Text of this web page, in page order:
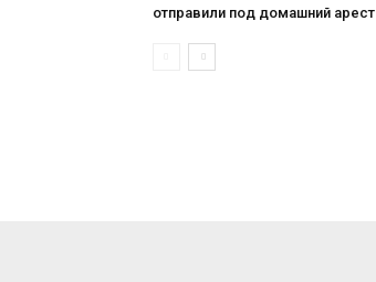
отправили под домашний арест